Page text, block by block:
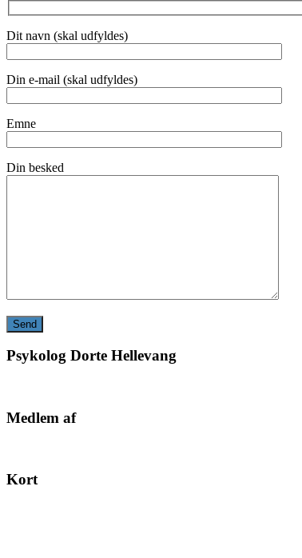
Dit navn (skal udfyldes)
Din e-mail (skal udfyldes)
Emne
Din besked
Psykolog Dorte Hellevang
Medlem af
Kort